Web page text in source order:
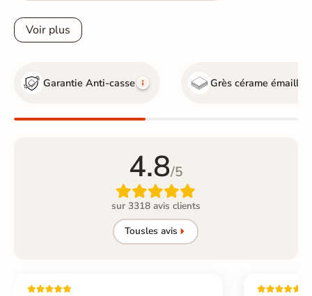
Voir plus
Garantie Anti-casse Grès cérame émaillé
4.8/5

sur 3318 avis clients
Tousles avis